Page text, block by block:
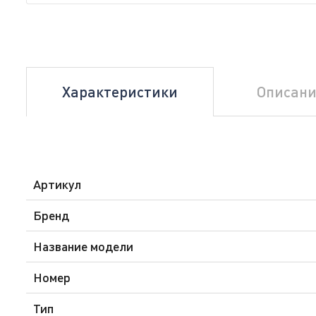
Характеристики
Артикул
Бренд
Название модели
Номер
Тип